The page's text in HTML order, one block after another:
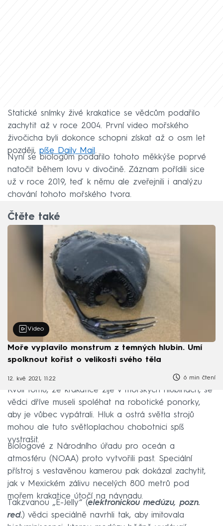
Statické snímky živé krakatice se vědcům podařilo
zachytit až v roce 2004. První video mořského
živočicha byli dokonce schopni získat až o osm let
později, píše Daily Mail .
Nyní se biologům podařilo tohoto měkkýše poprvé
natočit během lovu v divočině. Záznam pořídili sice
už v roce 2019, teď k němu ale zveřejnili i analýzu
chování tohoto mořského tvora.
Čtěte také
Video
Moře vyplavilo monstrum z temných hlubin. Umí
spolknout kořist o velikosti svého těla
12. kvě 2021, 11:22 6 min čtení
Kvůli tomu, že krakatice žije v mořských hlubinách, se
vědci dříve museli spoléhat na robotické ponorky,
aby je vůbec vypátrali. Hluk a ostrá světla strojů
mohou ale tuto světloplachou chobotnici spíš
vystrašit.
Biologové z Národního úřadu pro oceán a
atmosféru (NOAA) proto vytvořili past. Speciální
přístroj s vestavěnou kamerou pak dokázal zachytit,
jak v Mexickém zálivu necelých 800 metrů pod
mořem krakatice útočí na návnadu.
Takzvanou „E-Jelly“ (elektronickou medúzu, pozn.
red.) vědci speciálně navrhli tak, aby imitovala